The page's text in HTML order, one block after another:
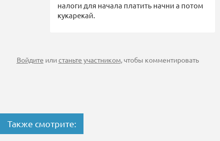
налоги для начала платить начни а потом
кукарекай.
Войдите илистаньте участником, чтобы комментировать
Также смотрите: